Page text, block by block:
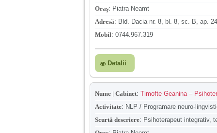
Oraș: Piatra Neamt
Adresă: Bld. Dacia nr. 8, bl. 8, sc. B, ap.
Mobil: 0744.967.319
Detalii
Nume | Cabinet: Timofte Geanina –
Activitate: NLP / Programare neuro-
Scurtă descriere: Psihoterapeut integrativ,